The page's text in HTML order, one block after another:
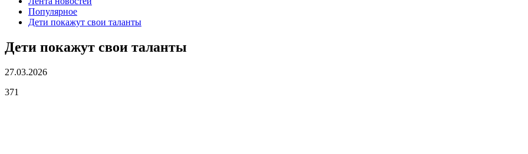
Популярное
Дети покажут свои таланты
Дети покажут свои таланты
27.03.2026
371